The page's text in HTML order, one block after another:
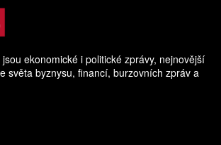
ekonomické i politické zprávy, nejnovější
světa byznysu, financí, burzovních zpráv a